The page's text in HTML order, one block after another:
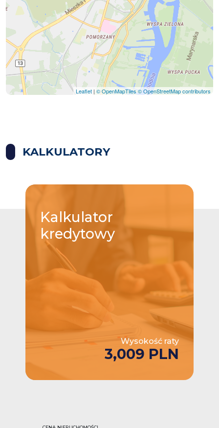
Leaflet |© OpenMapTiles © OpenStreetMap contributors
KALKULATORY
Kalkulator
kredytowy
Wysokość raty
3,009 PLN